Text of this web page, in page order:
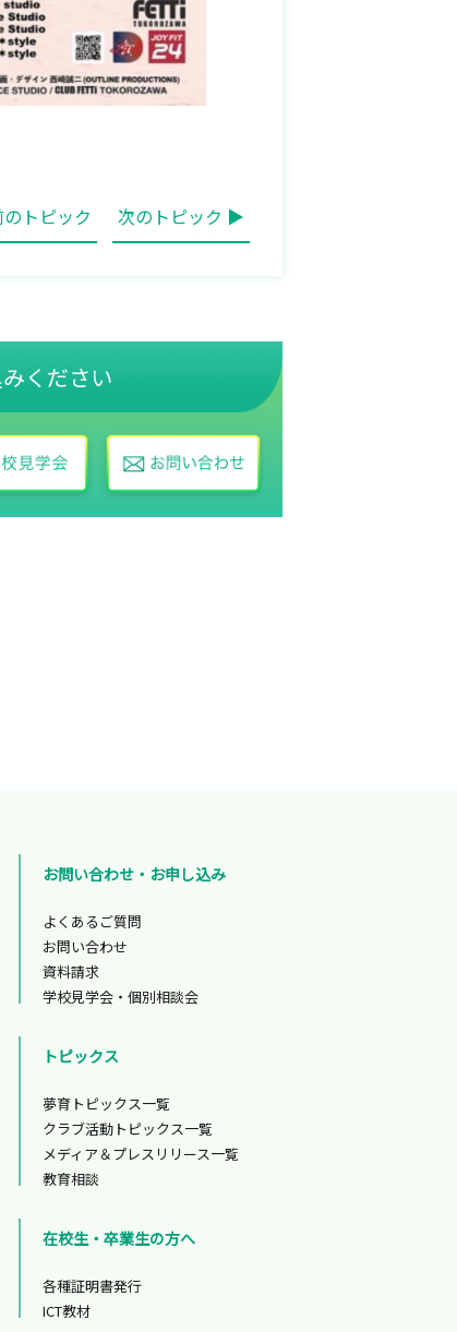
トピック 次のトピック ▶
ください
お問い合わせ・お申し込み
よくあるご質問
お問い合わせ
資料請求
学校見学会・個別相談会
トピックス
夢育トピックス一覧
クラブ活動トピックス一覧
メディア＆プレスリリース一覧
教育相談
在校生・卒業生の方へ
各種証明書発行
ICT教材